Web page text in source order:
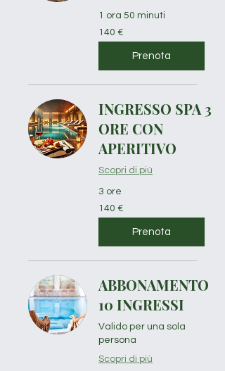
1 ora 50 minuti
140
euro
140 €
Prenota
INGRESSO SPA 3
ORE CON
APERITIVO
Scopri di più
3 ore
140
euro
140 €
Prenota
ABBONAMENTO
10 INGRESSI
Valido per una sola
persona
Scopri di più